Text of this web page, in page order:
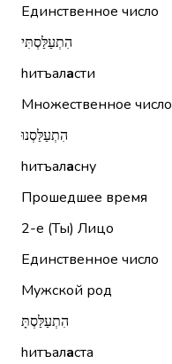
Единственное число
הִתְעַלַּסְתִּי
hитъаласти
Множественное число
הִתְעַלַּסְנוּ
hитъаласну
Прошедшее время
2-е (Ты) Лицо
Единственное число
Мужской род
הִתְעַלַּסְתָּ
hитъаласта